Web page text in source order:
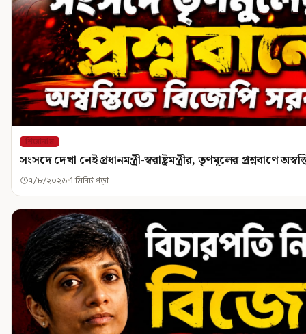
শিরোনাম
সংসদে দেখা নেই প্রধানমন্ত্রী-স্বরাষ্ট্রমন্ত্রীর, তৃণমূলের প্রশ্নবাণে
৭/৮/২০২৬ 1 মিনিট পড়া